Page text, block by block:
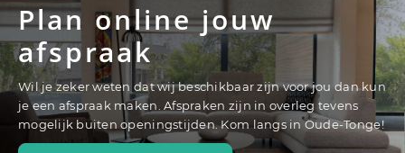
Plan online jouw
afspraak
Wil je zeker weten dat wij beschikbaar zijn voor jou dan kun
je een afspraak maken. Afspraken zijn in overleg tevens
mogelijk buiten openingstijden. Kom langs in Oude-Tonge!